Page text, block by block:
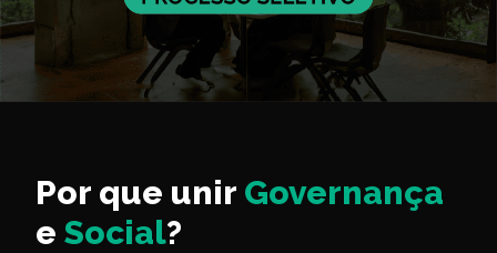
Por que unir Governança
e Social?